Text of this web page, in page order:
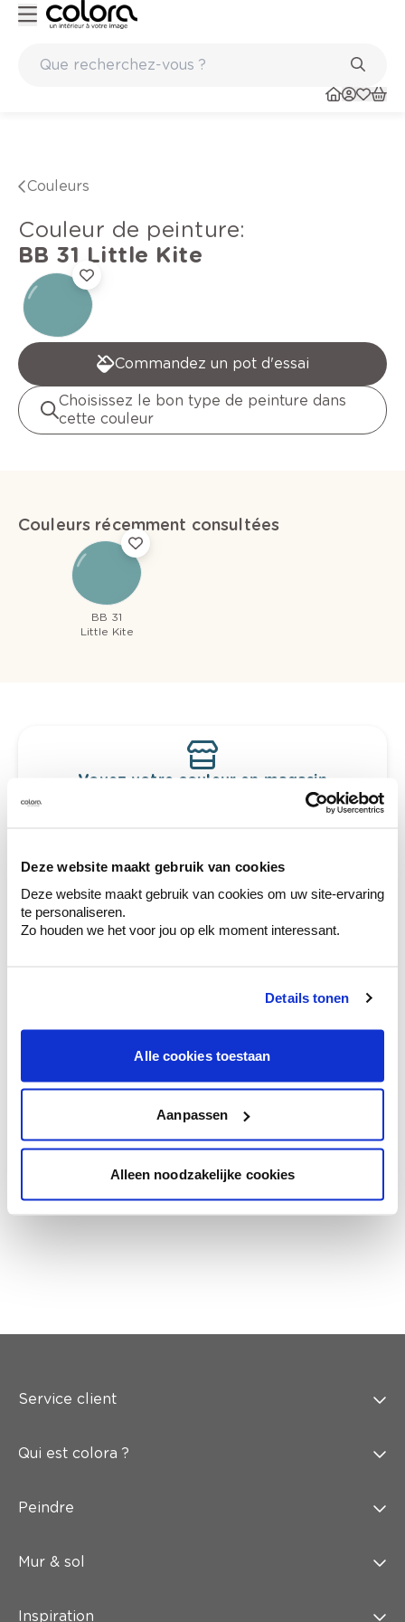
Deze website maakt gebruik van cookies
Deze website maakt gebruik van cookies om uw site-ervaring
te personaliseren.
Zo houden we het voor jou op elk moment interessant.
Details tonen
Alle cookies toestaan
Aanpassen
Alleen noodzakelijke cookies
Couleurs
Couleur de peinture:
BB 31 Little Kite
Commandez un pot d'essai
Choisissez le bon type de peinture dans
cette couleur
Couleurs récemment consultées
BB 31
Little Kite
Voyez votre couleur en magasin
Découvrez des échantillons de votre
votre couleur.
Obtenez des conseils personnalisés sur la
combinaison de couleurs.
Conseil couleur à domicile
en couleur.
l'éclairage et de votre mobilier.
Obtenez un contrôle technologique de vos
Service client
Qui est colora ?
Peindre
Mur & sol
Inspiration